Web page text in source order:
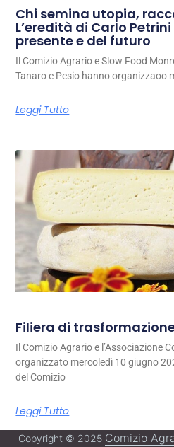
Chi semina utopia,
L’eredità di Carlo
presente e del futuro
Il Comizio Agrario e Slow Food
Tanaro e Pesio hanno organizzaoo
Leggi Tutto
Filiera di
Il Comizio Agrario e l’Associazione
organizzato mercoledì 10 giugno
del Comizio
Leggi Tutto
Copyright © 2025 Comizio